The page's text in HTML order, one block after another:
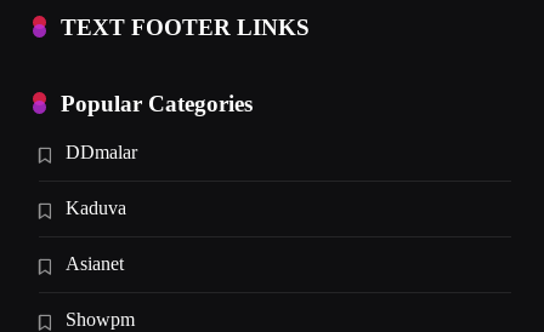
TEXT FOOTER LINKS
Popular Categories
DDmalar
Kaduva
Asianet
Showpm